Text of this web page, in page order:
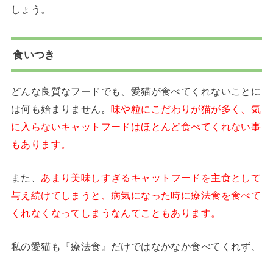
しょう。
食いつき
どんな良質なフードでも、愛猫が食べてくれないことに
は何も始まりません
。味や粒にこだわりが猫が多く、気
に入らないキャットフードはほとんど食べてくれない事
もあります。
また、 あまり美味しすぎるキャットフードを主食として
与え続けてしまうと、病気になった時に療法食を食べて
くれなくなってしまうなんてこともあります。
私の愛猫も『療法食』だけではなかなか食べてくれず、